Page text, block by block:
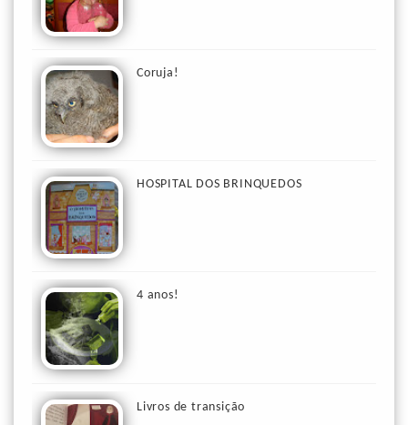
Coruja!
HOSPITAL DOS BRINQUEDOS
4 anos!
Livros de transição